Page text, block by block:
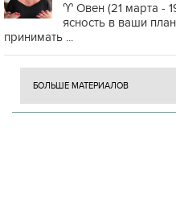
♈️ Овен (21 марта -
ясность в ваши
принимать ...
БОЛЬШЕ МАТЕРИАЛОВ